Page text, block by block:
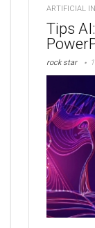
ARTIFICIAL
Tips
rock star